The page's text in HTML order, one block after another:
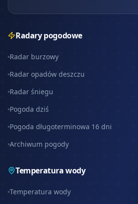
Radary pogodowe
Radar burzowy
Radar opadów deszczu
Radar śniegu
Pogoda dziś
Pogoda długoterminowa 16 dni
Archiwum pogody
Temperatura wody
Temperatura wody